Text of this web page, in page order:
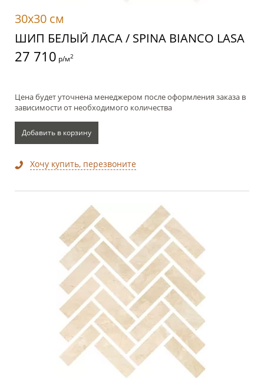
30x30 см
ШИП БЕЛЫЙ ЛАСА / SPINA BIANCO LASA
27 710 р/м2
Цена будет уточнена менеджером после оформления заказа в
зависимости от необходимого количества
Добавить в корзину
Хочу купить, перезвоните